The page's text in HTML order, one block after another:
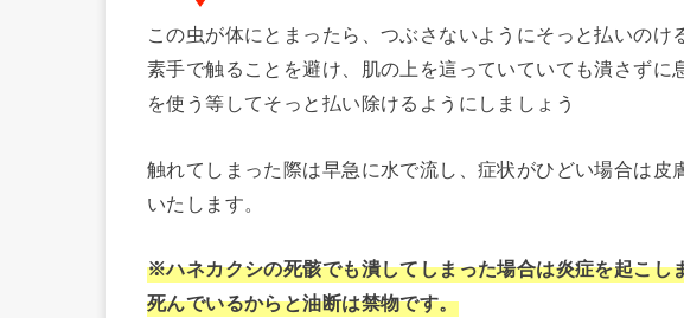
この虫が体にとまったら、つぶさないようにそっと払いのけ
素手で触ることを避け、肌の上を這っていていても潰さずに
を使う等してそっと払い除けるようにしましょう
触れてしまった際は早急に水で流し、症状がひどい場合は皮
いたします。
※ハネカクシの死骸でも潰してしまった場合は炎症を起こし
死んでいるからと油断は禁物です。